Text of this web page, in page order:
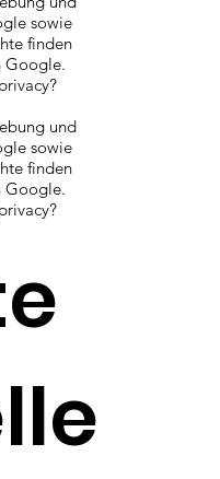
sowie
finden
Google.
und
sowie
finden
Google.